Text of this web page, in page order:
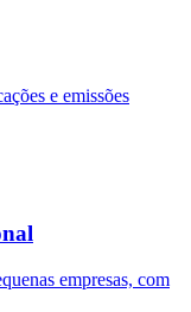
e emissões
empresas, com